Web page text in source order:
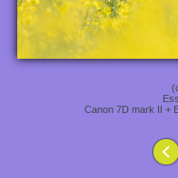
Canon 7D mark II +